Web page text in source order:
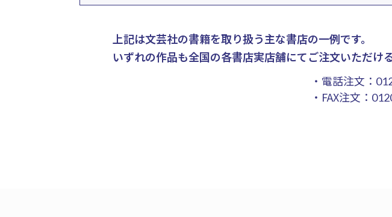
上記は文芸社の書籍を取り扱う主な書店の一例です。
いずれの作品も全国の各書店実店舗にてご注文いただけ
・電話注文：
・FAX注文：